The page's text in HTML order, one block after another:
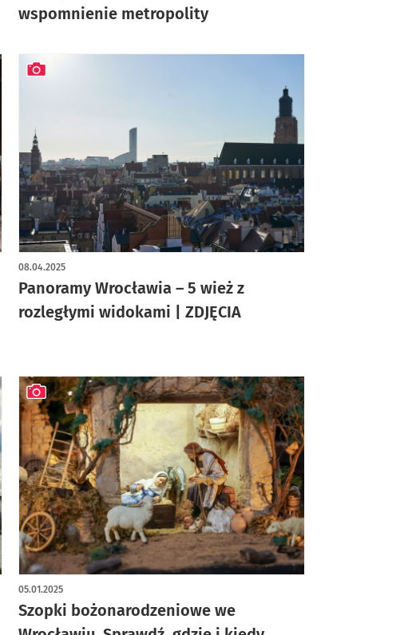
wspomnienie metropolity
Panoramy Wrocławia – 5 wież z
rozległymi widokami | ZDJĘCIA
08.04.2025
artykuł z galerią zdjęć
Szopki bożonarodzeniowe we
05.01.2025
artykuł z galerią zdjęć